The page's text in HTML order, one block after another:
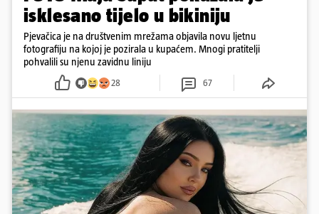
isklesano tijelo u bikiniju
Pjevačica je na društvenim mrežama objavila novu ljetnu
fotografiju na kojoj je pozirala u kupaćem. Mnogi pratitelji
pohvalili su njenu zavidnu liniju
28 67